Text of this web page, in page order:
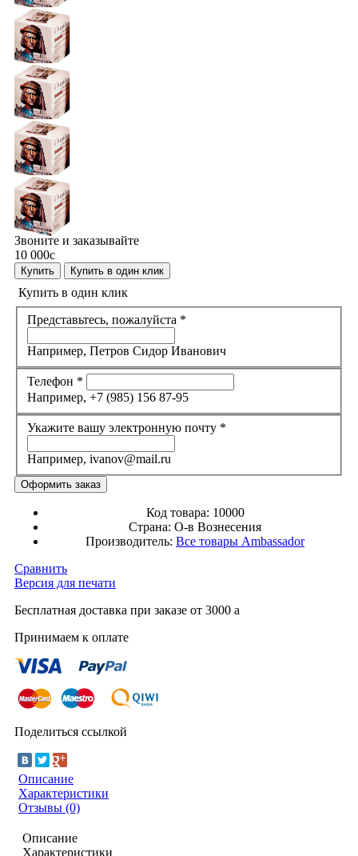
Звоните и заказывайте
10 000c
Купить Купить в один клик
Купить в один клик
Представьтесь, пожалуйста *
Например, Петров Сидор Иванович
Телефон *
Например, +7 (985) 156 87-95
Укажите вашу электронную почту *
Например, ivanov@mail.ru
Код товара: 10000
Страна: О-в Вознесения
Производитель: Все товары Ambassador
Сравнить
Версия для печати
Бесплатная доставка при заказе от 3000 a
Принимаем к оплате
Поделиться ссылкой
Описание
Характеристики
Отзывы (0)
Описание
Характеристики